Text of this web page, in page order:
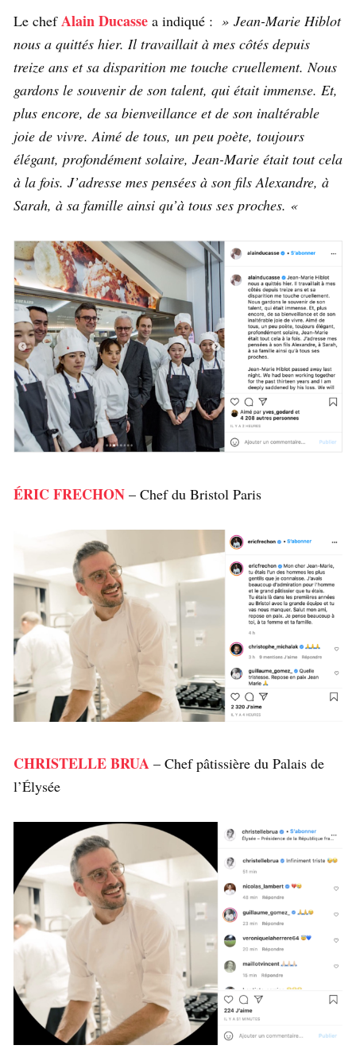
Le chefAlain Ducasse a indiqué : » Jean-Marie Hiblot
nous a quittés hier. Il travaillait à mes côtés depuis
treize ans et sa disparition me touche cruellement. Nous
gardons le souvenir de son talent, qui était immense. Et,
plus encore, de sa bienveillance et de son inaltérable
joie de vivre. Aimé de tous, un peu poète, toujours
élégant, profondément solaire, Jean-Marie était tout cela
à la fois. J’adresse mes pensées à son fils Alexandre, à
Sarah, à sa famille ainsi qu’à tous ses proches. «
ÉRIC FRECHON – Chef du Bristol Paris
CHRISTELLE BRUA – Chef pâtissière du Palais de
l’Élysée